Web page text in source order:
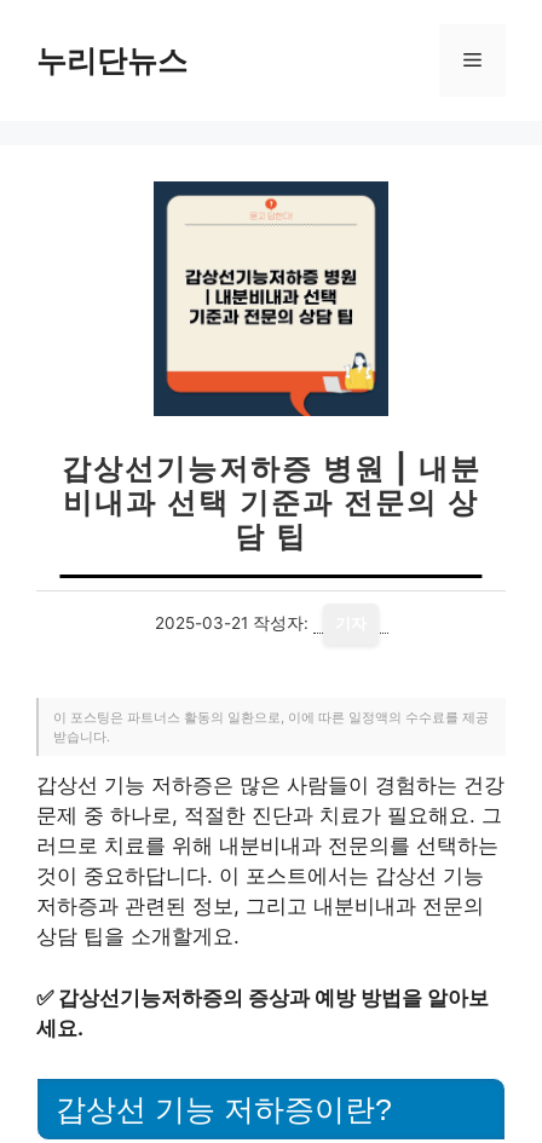
누리단뉴스 메
갑상선기능저하증 병원 | 내분
비내과 선택 기준과 전문의 상
담 팁
2025-03-21 작성자:
이 포스팅은 파트너스 활동의 일환으로, 이에 따른 일정액의 수수료를 제공
받습니다.
갑상선 기능 저하증은 많은 사람들이 경험하는 건강
문제 중 하나로, 적절한 진단과 치료가 필요해요. 그
러므로 치료를 위해 내분비내과 전문의를 선택하는
것이 중요하답니다. 이 포스트에서는 갑상선 기능
저하증과 관련된 정보, 그리고 내분비내과 전문의
상담 팁을 소개할게요.
✅ 갑상선기능저하증의 증상과 예방 방법을 알아보
세요.
갑상선 기능 저하증이란?